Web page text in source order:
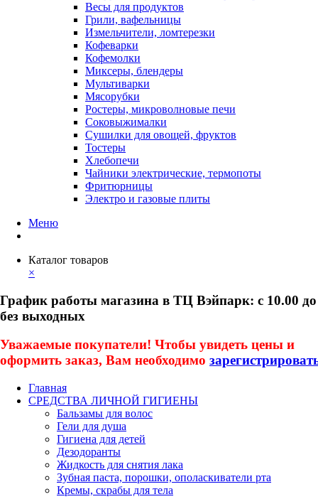
Весы для продуктов
Грили, вафельницы
Измельчители, ломтерезки
Кофеварки
Кофемолки
Миксеры, блендеры
Мультиварки
Мясорубки
Ростеры, микроволновые печи
Соковыжималки
Сушилки для овощей, фруктов
Тостеры
Хлебопечи
Чайники электрические, термопоты
Фритюрницы
Электро и газовые плиты
Меню
Каталог товаров
×
График работы магазина в ТЦ Вэйпарк: с 10.00 до
без выходных
Уважаемые покупатели! Чтобы увидеть цены и
оформить заказ, Вам необходимо
Главная
СРЕДСТВА ЛИЧНОЙ ГИГИЕНЫ
Бальзамы для волос
Гели для душа
Гигиена для детей
Дезодоранты
Жидкость для снятия лака
Зубная паста, порошки, ополаскиватели рта
Кремы, скрабы для тела